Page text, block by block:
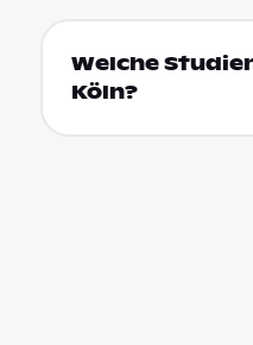
Welche
Köln?